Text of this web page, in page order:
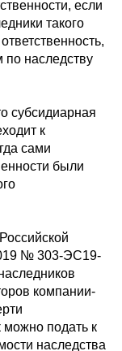
если
такого
по наследству
субсидиарная
к
сами
были
№ 303-ЭС19-
компании-
можно подать к
наследства